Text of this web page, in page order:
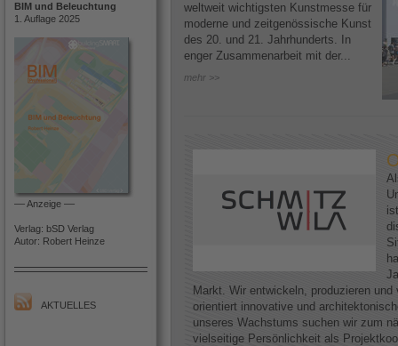
BIM und Beleuchtung
1. Auflage 2025
–– Anzeige ––
Verlag: bSD Verlag
Autor: Robert Heinze
AKTUELLES
weltweit wichtigsten Kunstmesse für
moderne und zeitgenössische Kunst
des 20. und 21. Jahrhunderts. In
enger Zusammenarbeit mit der...
mehr >>
Markt. Wir entwickeln, produzieren
orientiert innovative und
unseres Wachstums suchen wir zum
vielseitige Persönlichkeit als